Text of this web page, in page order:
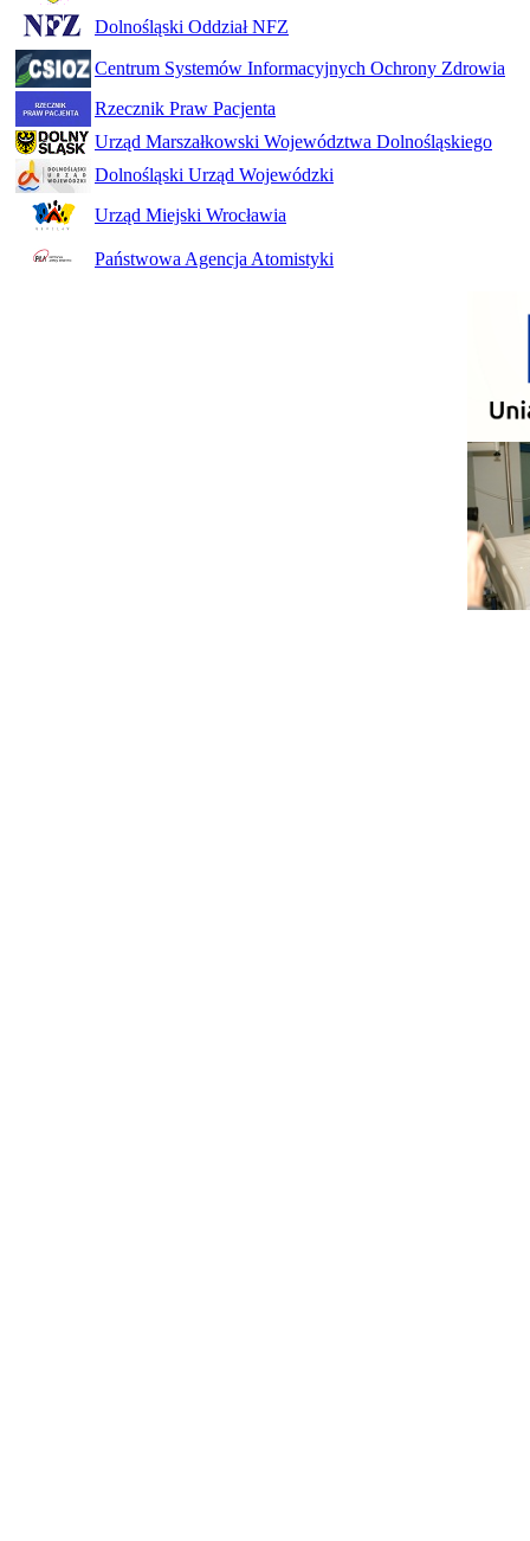
Dolnośląski Oddział NFZ
Centrum Systemów Informacyjnych Ochrony Zdrowia
Rzecznik Praw Pacjenta
Urząd Marszałkowski Województwa Dolnośląskiego
Dolnośląski Urząd Wojewódzki
Urząd Miejski Wrocławia
Państwowa Agencja Atomistyki